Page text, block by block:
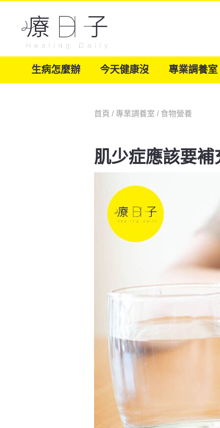
生病怎麼辦 今天健康沒 專業調養室
首頁 /專業調養室 / 食物營養
肌少症應該要補